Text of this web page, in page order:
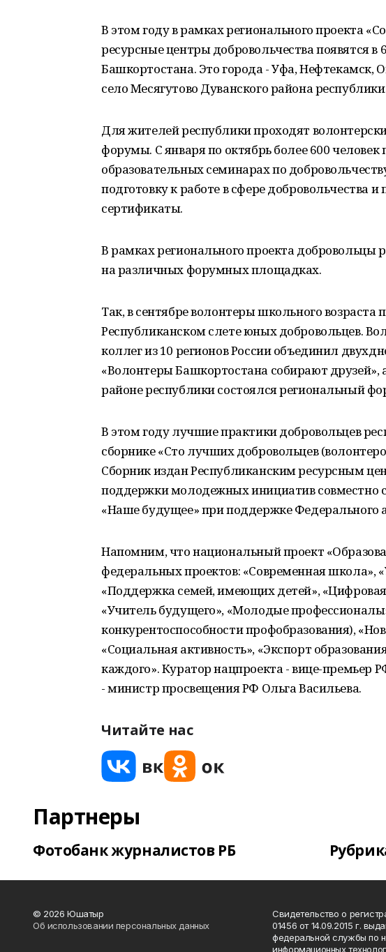
В этом году в рамках регионального проекта
ресурсные центры добровольчества появятся
Башкортостана. Это города - Уфа, Нефтекамск,
село Месягутово Дуванского района
Для жителей республики проходят
форумы. С января по октябрь более 600 человек
образовательных семинарах по
подготовку к работе в сфере добровольчества
сертификаты.
В рамках регионального проекта
на различных форумных площадках.
Так, в сентябре волонтеры школьного возраста
Республиканском слете юных добровольцев.
коллег из 10 регионов России объединил
«Волонтеры Башкортостана собирают друзей»,
районе республики состоялся региональный
В этом году лучшие практики добровольцев
сборнике «Сто лучших добровольцев
Сборник издан Республиканским ресурсным
поддержки молодежных инициатив совместно
«Наше будущее» при поддержке Федерального
Напомним, что национальный проект
федеральных проектов: «Современная школа»,
«Поддержка семей, имеющих детей», «Цифровая
«Учитель будущего», «Молодые
конкурентоспособности профобразования),
«Социальная активность», «Экспорт
каждого». Куратор нацпроекта - вице-премьер
- министр просвещения РФ Ольга Васильева.
Читайте нас
Партнеры
Фотобанк журналистов РБ
© 2026 Юшатыр
Об использовании персональных данных
Свидетельство о
01456 от 14.09.2015 г.
федеральной службы по
информационных